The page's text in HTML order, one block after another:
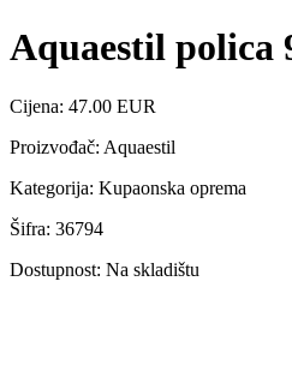
Aquaestil polica
Cijena: 47.00 EUR
Proizvođač: Aquaestil
Kategorija: Kupaonska oprema
Šifra: 36794
Dostupnost: Na skladištu